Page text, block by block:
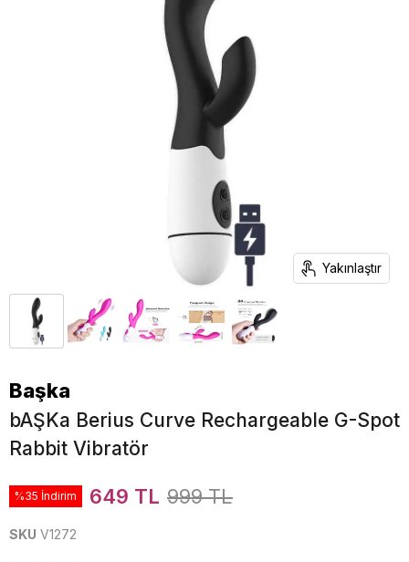
Yakınlaştır
Başka
bAŞKa Berius Curve Rechargeable G-Spot
Rabbit Vibratör
%35 İndirim 649 TL 999 TL
SKU V1272